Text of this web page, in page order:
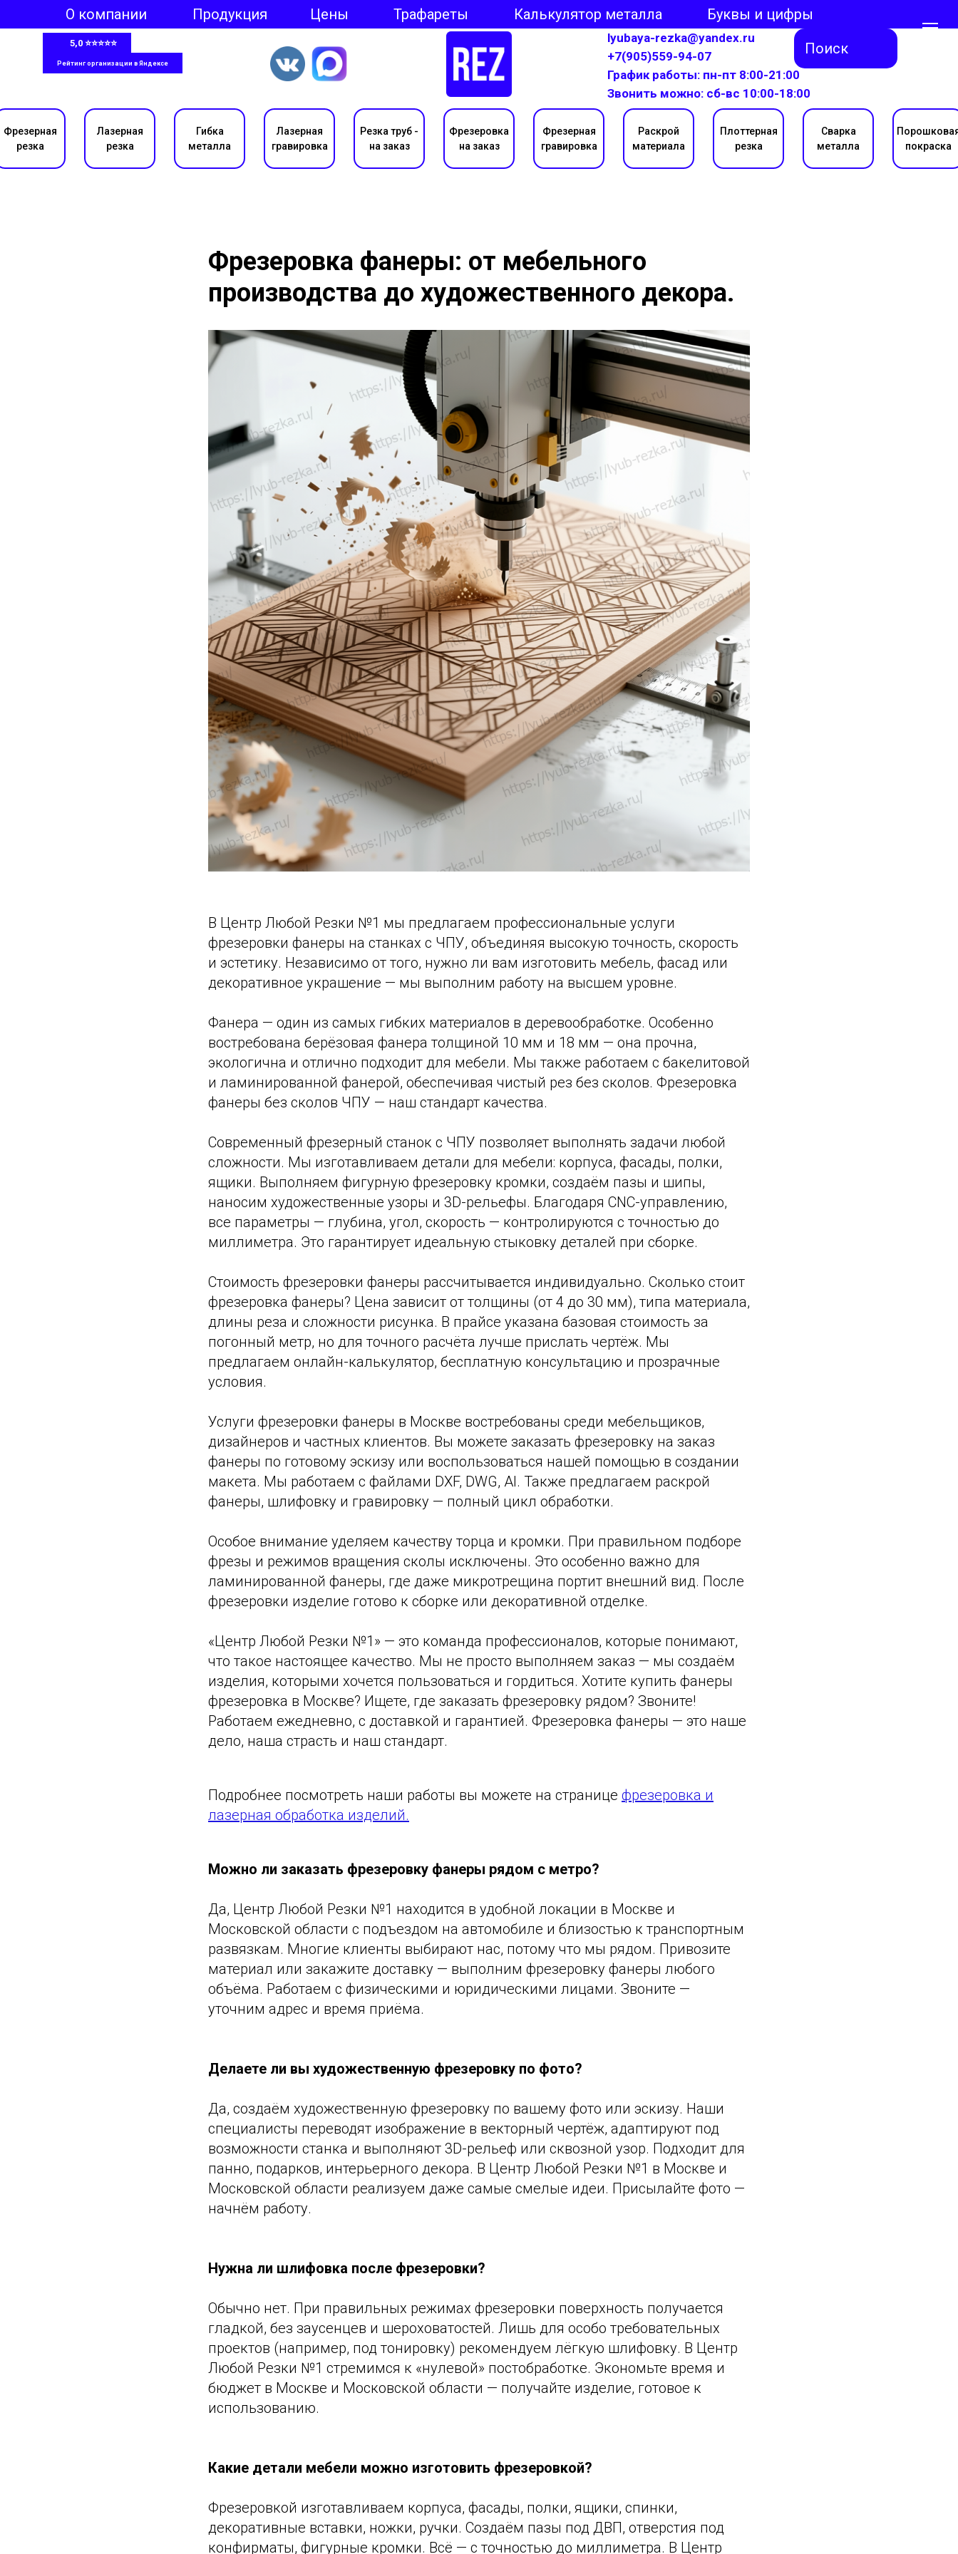
О компании Цены Трафареты Калькулятор металла Буквы и цифры
Продукция
lyubaya-rezka@yandex.ru
Поиск
+7(905)559-94-07
График работы: пн-пт 8:00-21:00
Звонить можно: сб-вс 10:00-18:00
Фрезерная
резка
Лазерная
резка
Фрезеровка
на заказ
Гибка
металла
Лазерная
гравировка
Резка труб -
на заказ
Плоттерная
резка
Сварка
металла
покраска
Фрезерная
гравировка
Раскрой
материала
Фрезеровка фанеры: от мебельного
производства до художественного декора.
В Центр Любой Резки №1 мы предлагаем профессиональные услуги
фрезеровки фанеры на станках с ЧПУ, объединяя высокую точность, скорость
и эстетику. Независимо от того, нужно ли вам изготовить мебель, фасад или
декоративное украшение — мы выполним работу на высшем уровне.
Фанера — один из самых гибких материалов в деревообработке. Особенно
востребована берёзовая фанера толщиной 10 мм и 18 мм — она прочна,
экологична и отлично подходит для мебели. Мы также работаем с бакелитовой
и ламинированной фанерой, обеспечивая чистый рез без сколов. Фрезеровка
фанеры без сколов ЧПУ — наш стандарт качества.
Современный фрезерный станок с ЧПУ позволяет выполнять задачи любой
сложности. Мы изготавливаем детали для мебели: корпуса, фасады, полки,
ящики. Выполняем фигурную фрезеровку кромки, создаём пазы и шипы,
наносим художественные узоры и 3D-рельефы. Благодаря CNC-управлению,
все параметры — глубина, угол, скорость — контролируются с точностью до
миллиметра. Это гарантирует идеальную стыковку деталей при сборке.
Стоимость фрезеровки фанеры рассчитывается индивидуально. Сколько стоит
фрезеровка фанеры? Цена зависит от толщины (от 4 до 30 мм), типа материала,
длины реза и сложности рисунка. В прайсе указана базовая стоимость за
погонный метр, но для точного расчёта лучше прислать чертёж. Мы
предлагаем онлайн-калькулятор, бесплатную консультацию и прозрачные
условия.
Услуги фрезеровки фанеры в Москве востребованы среди мебельщиков,
дизайнеров и частных клиентов. Вы можете заказать фрезеровку на заказ
фанеры по готовому эскизу или воспользоваться нашей помощью в создании
макета. Мы работаем с файлами DXF, DWG, AI. Также предлагаем раскрой
фанеры, шлифовку и гравировку — полный цикл обработки.
Особое внимание уделяем качеству торца и кромки. При правильном подборе
фрезы и режимов вращения сколы исключены. Это особенно важно для
ламинированной фанеры, где даже микротрещина портит внешний вид. После
фрезеровки изделие готово к сборке или декоративной отделке.
«Центр Любой Резки №1» — это команда профессионалов, которые понимают,
что такое настоящее качество. Мы не просто выполняем заказ — мы создаём
изделия, которыми хочется пользоваться и гордиться. Хотите купить фанеры
фрезеровка в Москве? Ищете, где заказать фрезеровку рядом? Звоните!
Работаем ежедневно, с доставкой и гарантией. Фрезеровка фанеры — это наше
дело, наша страсть и наш стандарт.
Подробнее посмотреть наши работы вы можете на странице фрезеровка и
лазерная обработка изделий.
Можно ли заказать фрезеровку фанеры рядом с метро?
Да, Центр Любой Резки №1 находится в удобной локации в Москве и
Московской области с подъездом на автомобиле и близостью к транспортным
развязкам. Многие клиенты выбирают нас, потому что мы рядом. Привозите
материал или закажите доставку — выполним фрезеровку фанеры любого
объёма. Работаем с физическими и юридическими лицами. Звоните —
уточним адрес и время приёма.
Делаете ли вы художественную фрезеровку по фото?
Да, создаём художественную фрезеровку по вашему фото или эскизу. Наши
специалисты переводят изображение в векторный чертёж, адаптируют под
возможности станка и выполняют 3D-рельеф или сквозной узор. Подходит для
панно, подарков, интерьерного декора. В Центр Любой Резки №1 в Москве и
Московской области реализуем даже самые смелые идеи. Присылайте фото —
начнём работу.
Нужна ли шлифовка после фрезеровки?
Обычно нет. При правильных режимах фрезеровки поверхность получается
гладкой, без заусенцев и шероховатостей. Лишь для особо требовательных
проектов (например, под тонировку) рекомендуем лёгкую шлифовку. В Центр
Любой Резки №1 стремимся к «нулевой» постобработке. Экономьте время и
бюджет в Москве и Московской области — получайте изделие, готовое к
использованию.
Какие детали мебели можно изготовить фрезеровкой?
Фрезеровкой изготавливаем корпуса, фасады, полки, ящики, спинки,
декоративные вставки, ножки, ручки. Создаём пазы под ДВП, отверстия под
конфирматы, фигурные кромки. Всё — с точностью до миллиметра. В Центр
5,0 ⭐⭐⭐⭐⭐
Рейтинг организации в Яндексе